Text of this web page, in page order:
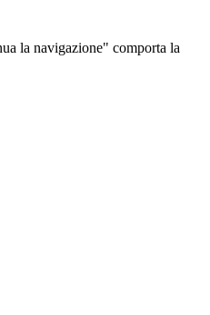
la navigazione" comporta la